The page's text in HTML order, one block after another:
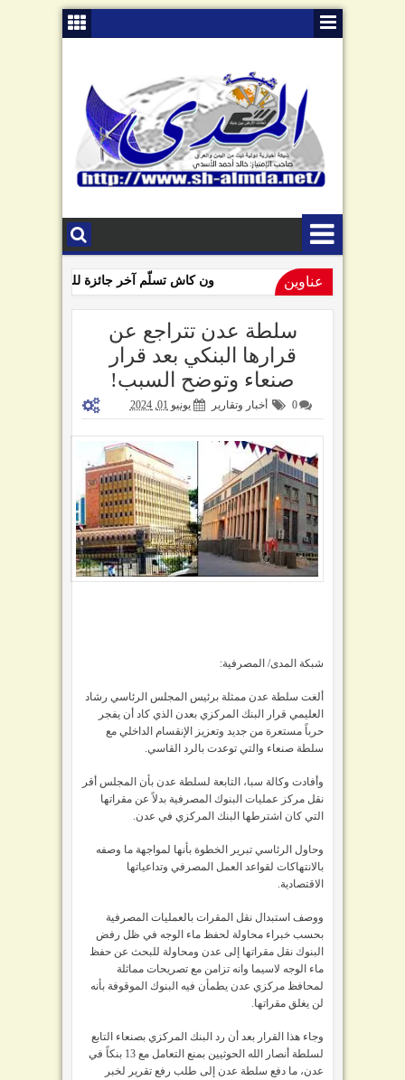
عناوين
ون كاش تسلّم آخر جائزة للفائزين
سلطة عدن تتراجع عن
قرارها البنكي بعد قرار
صنعاء وتوضح السبب!
0 أخبار وتقارير يونيو 01, 2024
شبكة المدى/ المصرفية:
ألغت سلطة عدن ممثلة برئيس المجلس الرئاسي رشاد
العليمي قرار البنك المركزي بعدن الذي كاد أن يفجر
حرباً مستعرة من جديد وتعزيز الإنقسام الداخلي مع
سلطة صنعاء والتي توعدت بالرد القاسي.
وأفادت وكالة سبا، التابعة لسلطة عدن بأن المجلس أقر
نقل مركز عمليات البنوك المصرفية بدلاً عن مقراتها
التي كان اشترطها البنك المركزي في عدن.
وحاول الرئاسي تبرير الخطوة بأنها لمواجهة ما وصفه
بالانتهاكات لقواعد العمل المصرفي وتداعياتها
الاقتصادية.
ووصف استبدال نقل المقرات بالعمليات المصرفية
بحسب خبراء محاولة لحفظ ماء الوجه في ظل رفض
البنوك نقل مقراتها إلى عدن ومحاولة للبحث عن حفظ
ماء الوجه لاسيما وانه تزامن مع تصريحات مماثلة
لمحافظ مركزي عدن يطمأن فيه البنوك الموقوفة بأنه
لن يغلق مقراتها.
وجاء هذا القرار بعد أن رد البنك المركزي بصنعاء التابع
لسلطة أنصار الله الحوثيين بمنع التعامل مع 13 بنكاً في
عدن، ما دفع سلطة عدن إلى طلب رفع تقرير لخبر